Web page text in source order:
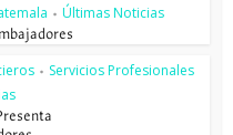
• Últimas Noticias
• Servicios Profesionales